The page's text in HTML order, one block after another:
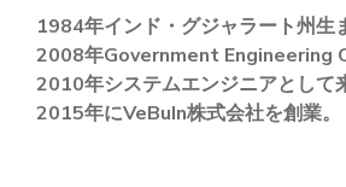
1984年インド・グジャラート州生
2008年Government Engineering
2010年システムエンジニアとして
2015年にVeBuIn株式会社を創業。